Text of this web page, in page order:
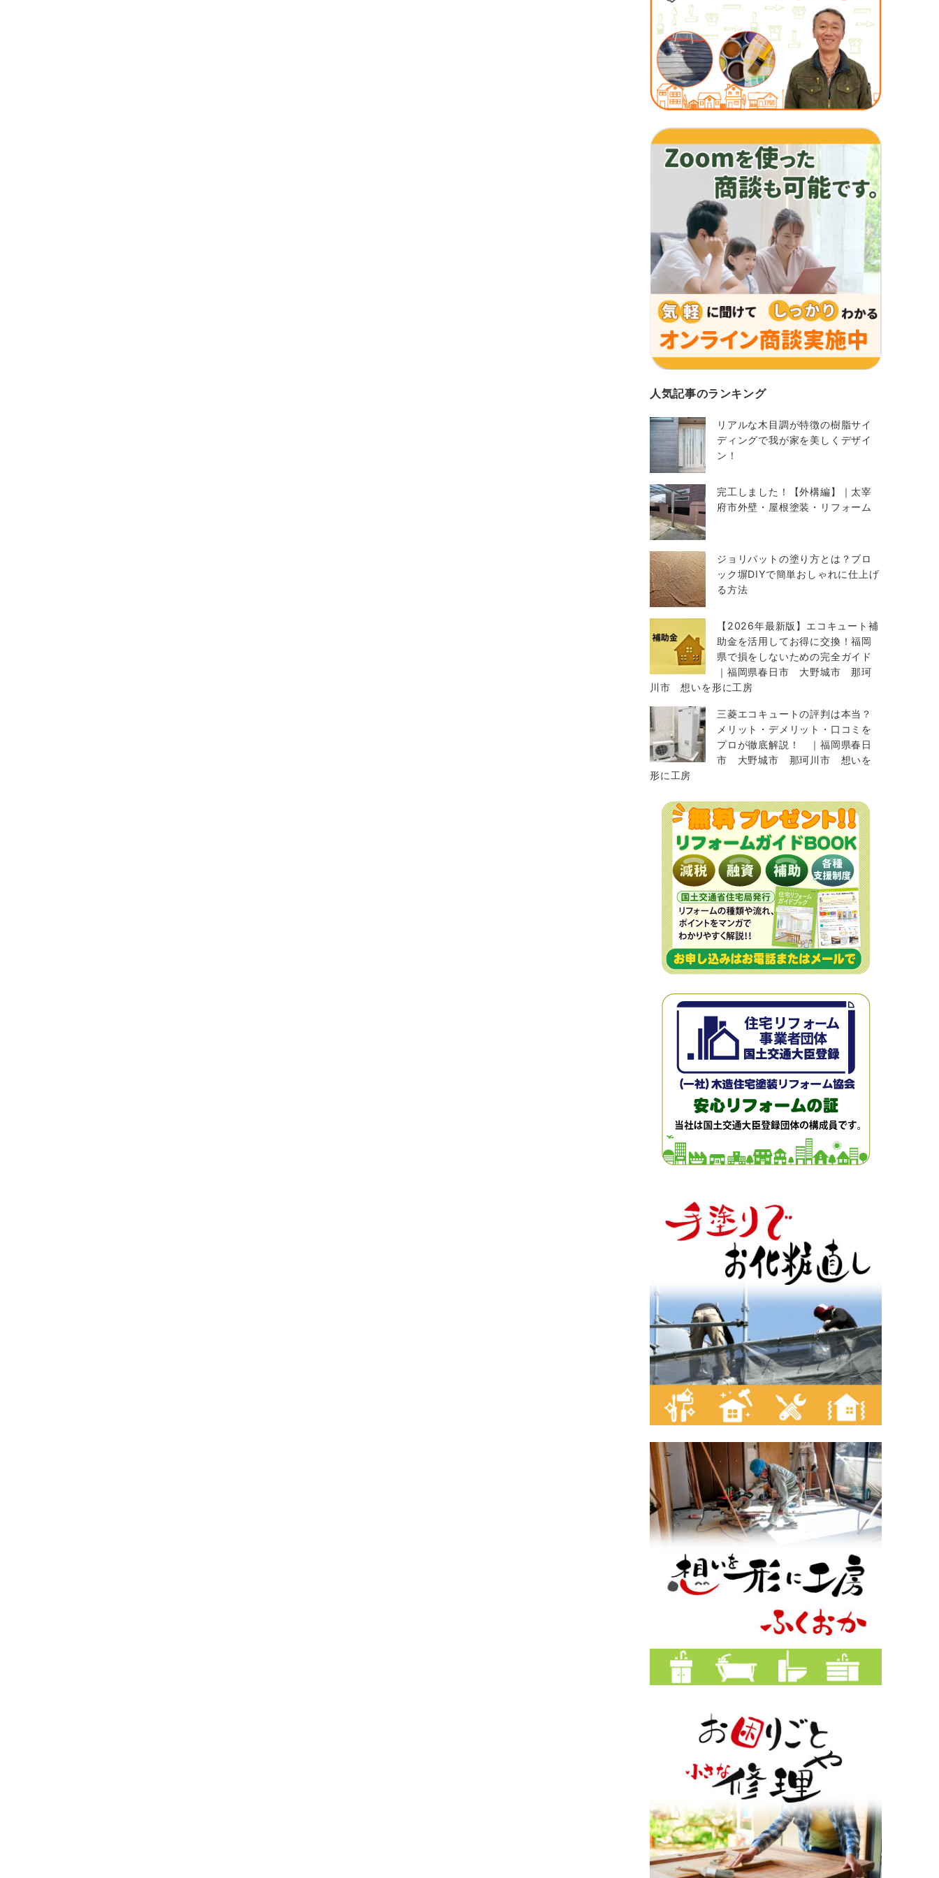
人気記事のランキング
リアルな木目調が特徴の樹脂サイ
ディングで我が家を美しくデザイ
ン！
完工しました！【外構編】｜太宰
府市外壁・屋根塗装・リフォーム
ジョリパットの塗り方とは？ブロ
ック塀DIYで簡単おしゃれに仕上げ
る方法
【2026年最新版】エコキュート補
助金を活用してお得に交換！福岡
県で損をしないための完全ガイド
｜福岡県春日市 大野城市 那珂
川市 想いを形に工房
三菱エコキュートの評判は本当？
メリット・デメリット・口コミを
プロが徹底解説！ ｜福岡県春日
市 大野城市 那珂川市 想いを
形に工房